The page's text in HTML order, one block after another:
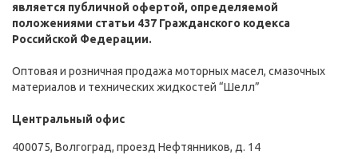
является публичной офертой, определяемой
положениями статьи 437 Гражданского кодекса
Российской Федерации.
Оптовая и розничная продажа моторных масел, смазочных
материалов и технических жидкостей “Шелл”
Центральный офис
400075, Волгоград, проезд Нефтянников, д. 14